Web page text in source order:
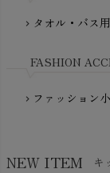
NewNative（ニ
chevron_right タオル・バス
FASHION
chevron_right ファッション
NEW ITEM キ